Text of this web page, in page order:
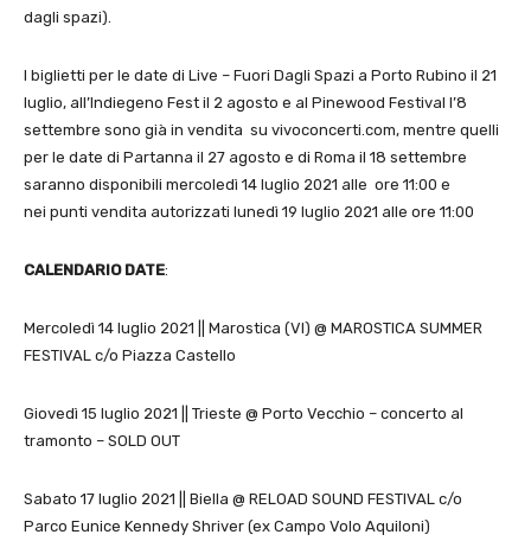
dagli spazi).
I biglietti per le date di Live – Fuori Dagli Spazi a Porto Rubino il 21
luglio, all’Indiegeno Fest il 2 agosto e al Pinewood Festival l’8
settembre sono già in vendita su vivoconcerti.com, mentre quelli
per le date di Partanna il 27 agosto e di Roma il 18 settembre
saranno disponibili mercoledì 14 luglio 2021 alle ore 11:00 e
nei punti vendita autorizzati lunedì 19 luglio 2021 alle ore 11:00
CALENDARIO DATE:
Mercoledì 14 luglio 2021 || Marostica (VI) @ MAROSTICA SUMMER
FESTIVAL c/o Piazza Castello
Giovedì 15 luglio 2021 || Trieste @ Porto Vecchio – concerto al
tramonto – SOLD OUT
Sabato 17 luglio 2021 || Biella @ RELOAD SOUND FESTIVAL c/o
Parco Eunice Kennedy Shriver (ex Campo Volo Aquiloni)